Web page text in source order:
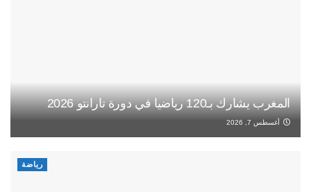
المغرب يشارك بـ120 رياضيا في دورة تارانتو 2026
أغسطس 7, 2026
رياضة